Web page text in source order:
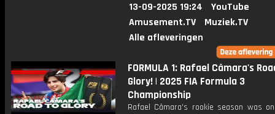
13-09-2025 19:24
YouTube
Amusement.TV
Muziek.TV
Alle afleveringen
FORMULA 1: Rafael Câmara's
Glory! | 2025 FIA Formula 3
Championship
Rafael Câmara’s rookie season was